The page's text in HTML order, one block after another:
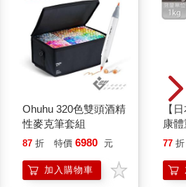
利爾親自將神聖的ME服，穿在了我
利爾對她說的話：
把ME繫在妳的手上，妳已經穿上了
胸前......啊，ME中的王后，啊，躍
ME。」
）的蘇美先王曾被邀請
擁有連接天國和地球ME的統治
世留下的文獻，描述為馬杜克的「飛
亭子，說它是「天地七個ME的堅固屋
Ohuhu 320色雙頭酒精
性麥克筆套組
87 折 特價 6980 元
加入購物車
【
康
灰
77 折